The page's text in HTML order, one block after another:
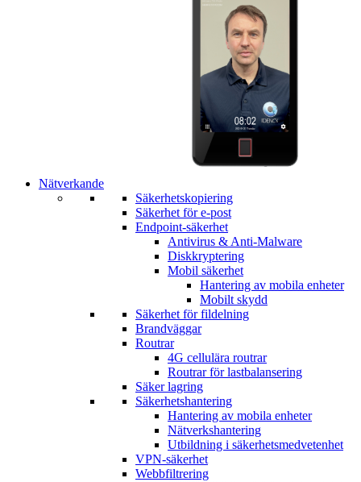
Nätverkande
Säkerhetskopiering
Säkerhet för e-post
Endpoint-säkerhet
Antivirus & Anti-Malware
Diskkryptering
Mobil säkerhet
Hantering av mobila enheter
Mobilt skydd
Säkerhet för fildelning
Brandväggar
Routrar
4G cellulära routrar
Routrar för lastbalansering
Säker lagring
Säkerhetshantering
Hantering av mobila enheter
Nätverkshantering
Utbildning i säkerhetsmedvetenhet
VPN-säkerhet
Webbfiltrering